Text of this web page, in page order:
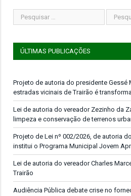
ÚLTIMAS PUBLICAÇÕES
Projeto de autoria do presidente Gessé
estradas vicinais de Trairão é
Lei de autoria do vereador Zezinho da
limpeza e conservação de terrenos
Projeto de Lei nº 002/2026, de autoria
institui o Programa Municipal Jovem
Lei de autoria do vereador Charles
Trairão
Audiência Pública debate crise no